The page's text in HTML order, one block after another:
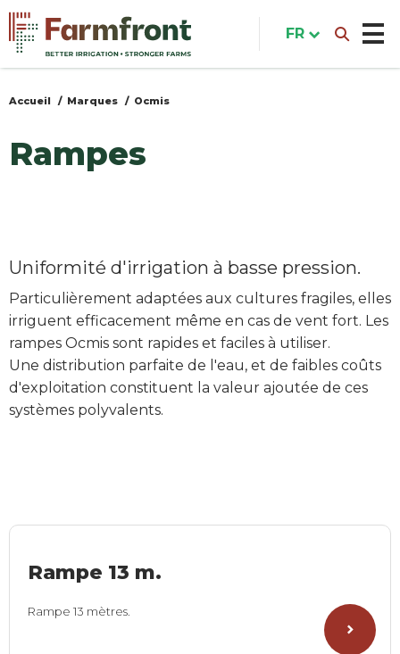
Aller
au
contenu
principal
Vous
ici
Accueil Marques Ocmis
Rampes
Uniformité d'irrigation à basse pression.
Particulièrement adaptées aux cultures fragiles, elles
irriguent efficacement même en cas de vent fort. Les
rampes Ocmis sont rapides et faciles à utiliser.
Une distribution parfaite de l'eau, et de faibles coûts
d'exploitation constituent la valeur ajoutée de ces
systèmes polyvalents.
Rampe 13 m.
Rampe 13 mètres.
FR